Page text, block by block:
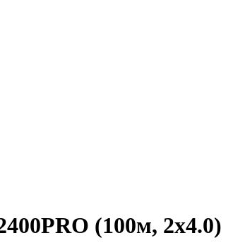
(100м, 2x4.0)